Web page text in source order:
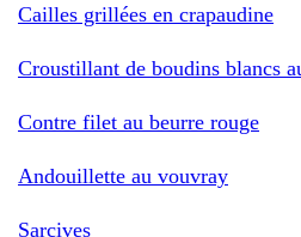
Cailles grillées en crapaudine
Croustillant de boudins blancs
Contre filet au beurre rouge
Andouillette au vouvray
Sarcives